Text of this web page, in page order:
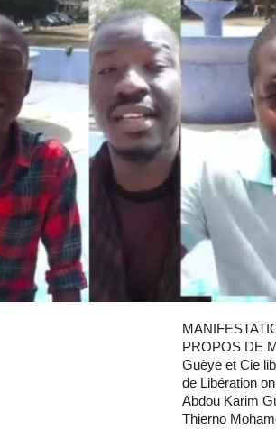
PROPOS DE
Guèye et Cie
de Libération
Abdou Karim
Thierno